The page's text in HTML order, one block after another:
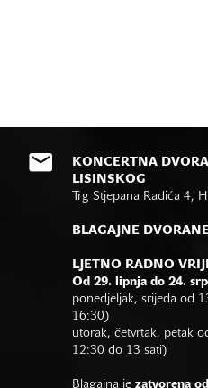
KONCERTNA
LISINSKOG
Trg Stjepana Radića 4,
BLAGAJNE
LJETNO RADNO
Od 29. lipnja do 24.
ponedjeljak, srijeda od
16:30)
utorak, četvrtak, petak
12:30 do 13 sati)
Blagajna je zatvorena